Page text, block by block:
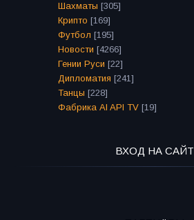
Шахматы [305]
Крипто [169]
Футбол [195]
Новости [4266]
Гении Руси [22]
Дипломатия [241]
Танцы [228]
Фабрика AI API TV [19]
ВХОД НА САЙТ